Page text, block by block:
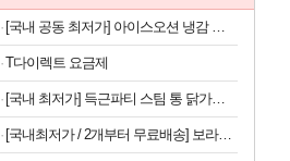
[국내 공동 최저가] 아이스오션 냉감 홑이불 100x150
T다이렉트 요금제
[국내 최저가] 득근파티 스팀 통 닭가슴살 6종 혼합 x 30팩
[국내최저가 / 2개부터 무료배송] 보라톡스 보라효소101 곡물발효효소 프로바이오틱스 30포